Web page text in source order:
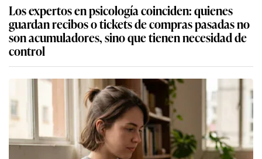
Los expertos en psicología coinciden: quienes
guardan recibos o tickets de compras pasadas no
son acumuladores, sino que tienen necesidad de
control